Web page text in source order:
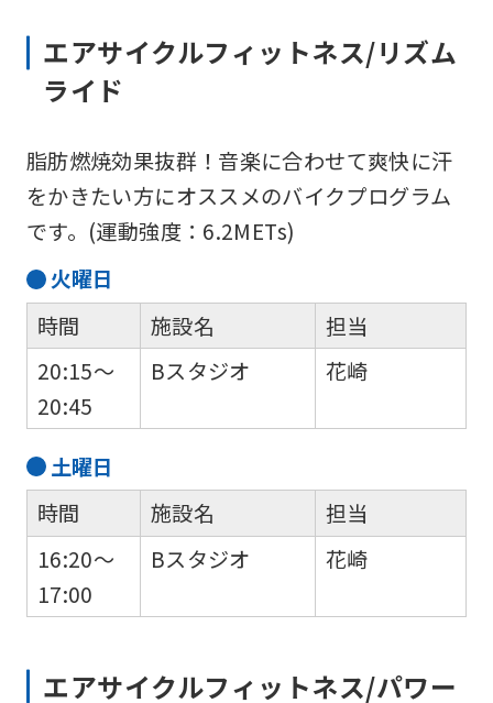
エアサイクルフィットネス/リズム
ライド
脂肪燃焼効果抜群！音楽に合わせて爽快に汗
をかきたい方にオススメのバイクプログラム
です。(運動強度：6.2METs)
火曜日
時間
20:15～
20:45
施設名
Bスタジオ
担当
花崎
土曜日
時間
16:20～
17:00
施設名
Bスタジオ
担当
花崎
エアサイクルフィットネス/パワー
For
foreigners
website
automatically